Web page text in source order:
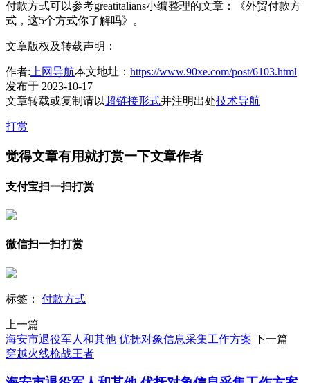
付款方式可以参考greatitalians小编整理的文章：《外贸付款方
式，这5个方式你了解吗》。
文章版权及转载声明：
作者: 上网导航本文地址： https://www.90xe.com/post/6103.html
发布于 2023-10-17
文章转载或复制请以超链接形式并注明出处技术导航
打赏
觉得文章有用就打赏一下文章作者
支付宝扫一扫打赏
微信扫一扫打赏
标签： 付款方式
上一篇
海安市退役军人和其他 优抚对象信息采集工作方案 下一篇
穿越火线枪战王者